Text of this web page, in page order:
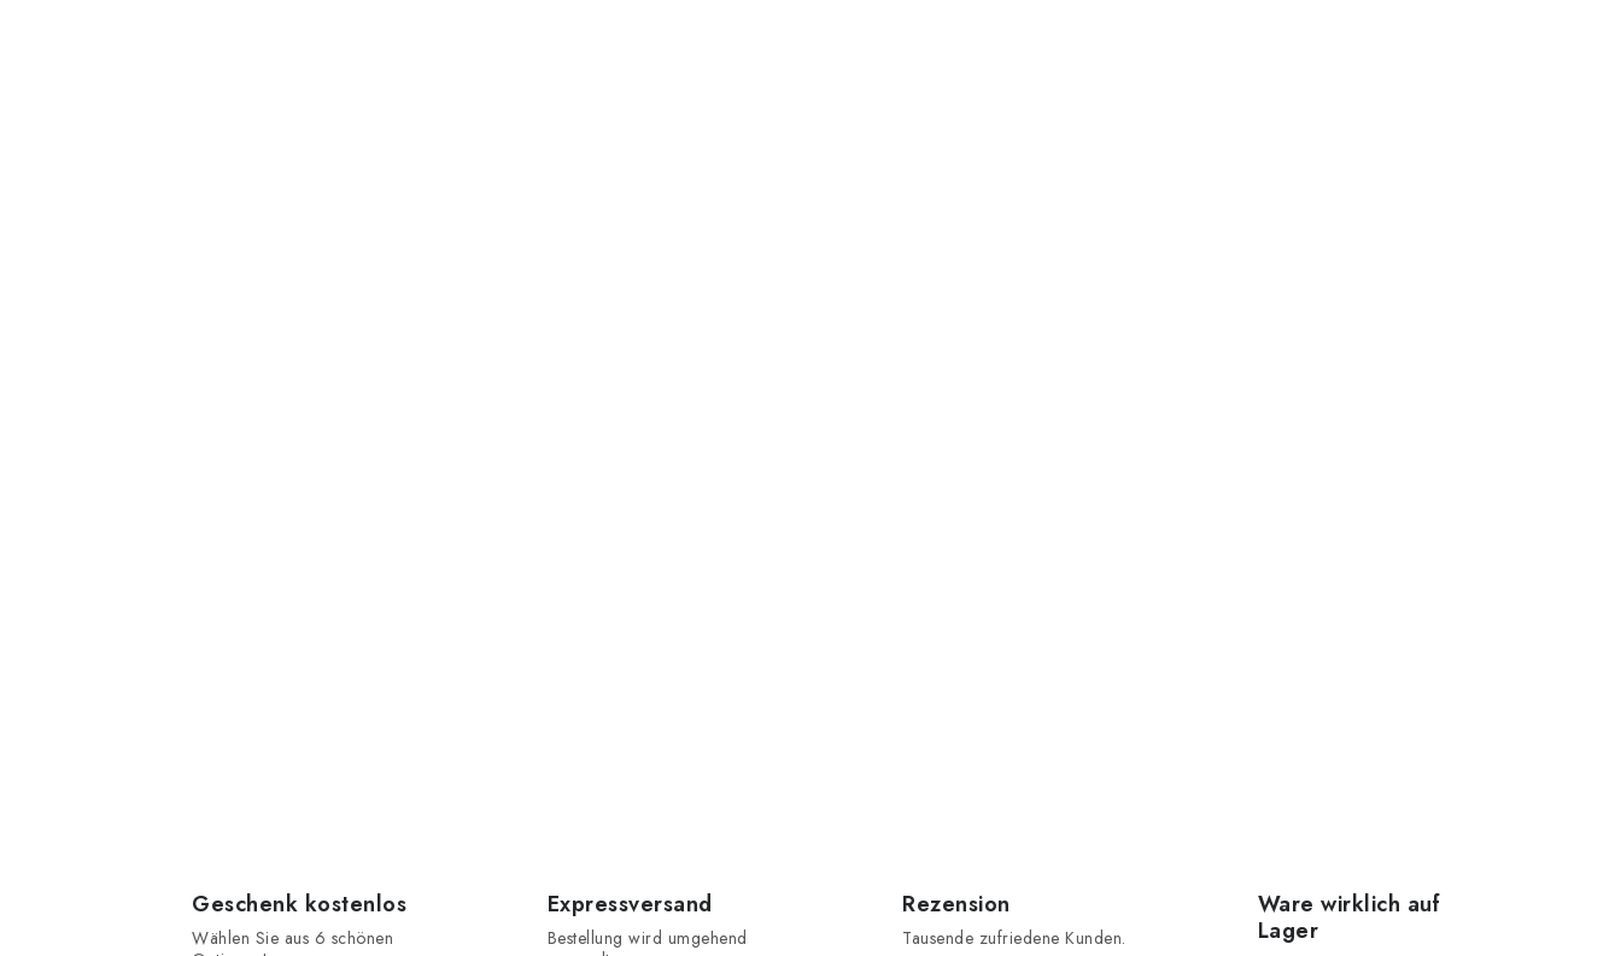
Geschenk kostenlos
Wählen Sie aus 6 schönen
Expressversand
Bestellung wird umgehend
Rezension
Tausende zufriedene Kunden.
Ware wirklich auf
Lager